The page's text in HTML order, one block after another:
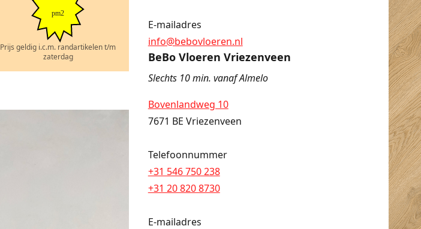
pm2
Prijs geldig i.c.m. randartikelen t/m
zaterdag
E-mailadres
info@bebovloeren.nl
BeBo Vloeren Vriezenveen
Slechts 10 min. vanaf Almelo
Bovenlandweg 10
7671 BE Vriezenveen
Telefoonnummer
+31 546 750 238
+31 20 820 8730
E-mailadres